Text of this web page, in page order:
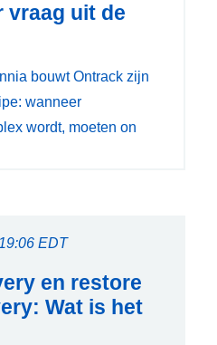
vraag uit de
bouwt Ontrack zijn
wanneer
wordt, moeten on
EDT
en restore
Wat is het